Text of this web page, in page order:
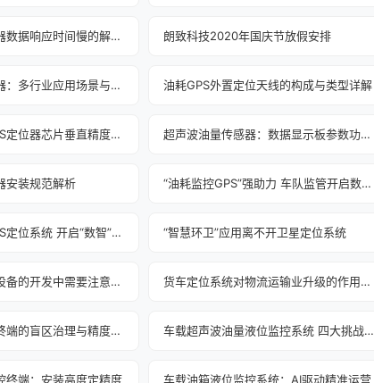
超声波液位传感器数据响应时间慢的解决之道 朗致科技2020年国庆节放假安排
浮球式液位传感器：多行业应用场景与价值解析 油耗GPS外置定位天线的构成与类型详解
新一代的油耗GPS定位器芯片垂直精度提高 超声波油量传感器：数据显示板参数功能键检查要点
安装规范解析 “油耗监控GPS”强助力 车队监管开启数字时代
人工智能助力GPS定位系统 开启“数智”新时代 “智慧环卫”应用离不开卫星定位系统
在货车GPS定位设备的开发中需要注意的问题 货车定位系统对物流运输业升级的作用持续增强
超声波油耗监控终端的盲区治理与精度革命 车载超声波油量液位监控系统 四大挑战的应对
终端：安装高度定精度 车载油箱液位监控系统：AI驱动精准运营